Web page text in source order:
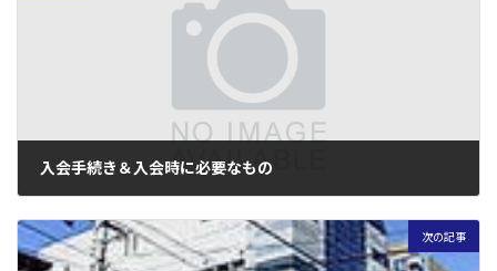
入会手続き＆入会時に必要なもの
次の記事